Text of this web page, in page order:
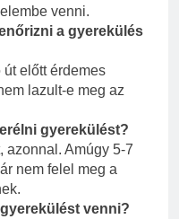
venni.
a gyerekülés
előtt érdemes
lazult-e meg az
gyerekülést?
azonnal. Amúgy 5-7
nem felel meg a
venni?